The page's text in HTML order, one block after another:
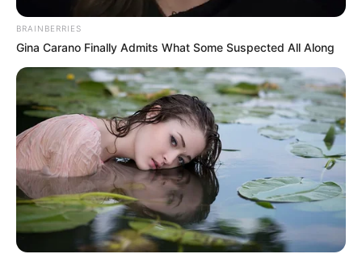
Educação e Transformação
BRAINBERRIES
Gina Carano Finally Admits What Some Suspected All Along